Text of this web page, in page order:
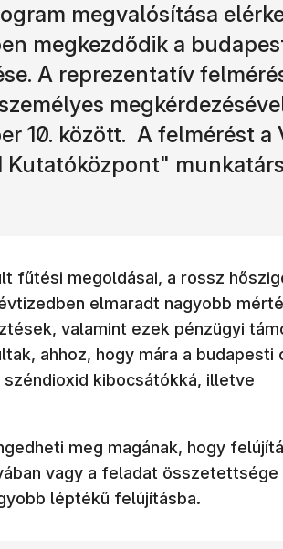
megvalósítása
megkezdődik a
A reprezentatív
10. között. A felmérést a
Kutatóközpont"
fűtési megoldásai, a rossz
elmaradt nagyobb
valamint ezek pénzügyi
ahhoz, hogy mára a
kibocsátókká, illetve
meg magának, hogy
vagy a feladat összetettsége
léptékű felújításba.